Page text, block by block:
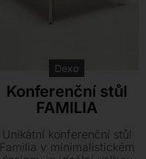
Dexo
Konferenční stůl
FAMILIA
Unikátní konferenční stůl
Familia v minimalistickém